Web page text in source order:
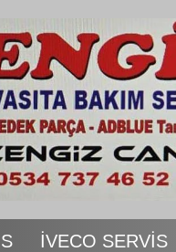
İVECO SERVİS